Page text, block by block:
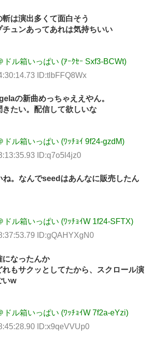
は演出多くて面白そう
チュンあってあれは気持ちいい
ドル箱いっぱい (ｱｰｸｾｰ Sxf3-BCWt)
ID:tlbFFQ8Wx
の新曲めっちゃええやん。
たい。配信して欲しいな
ドル箱いっぱい (ﾜｯﾁｮｲ 9f24-gzdM)
ID:q7o5l4jz0
ね。なんでseedはあんなに販売したん
ドル箱いっぱい (ﾜｯﾁｮｲW 1f24-SFTX)
ID:gQAHYXgN0
になったんか
もサクッとしてたから、スクロール演
いw
ドル箱いっぱい (ﾜｯﾁｮｲW 7f2a-eYzi)
ID:x9qeVVUp0